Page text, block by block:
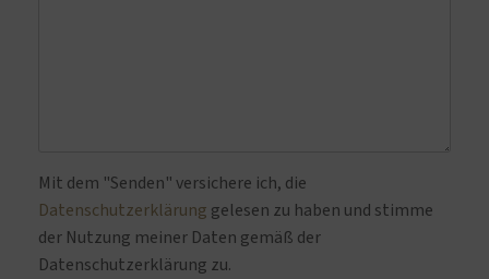
Bitte lasse dieses Feld leer.
Mit dem "Senden" versichere ich, die
Datenschutzerklärung gelesen zu haben und stimme
der Nutzung meiner Daten gemäß der
Datenschutzerklärung zu.